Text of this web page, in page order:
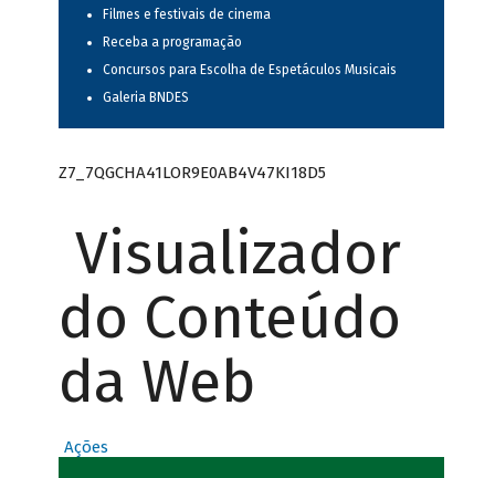
Filmes e festivais de cinema
Receba a programação
Concursos para Escolha de Espetáculos Musicais
Galeria BNDES
Z7_7QGCHA41LOR9E0AB4V47KI18D5
Visualizador
do Conteúdo
da Web
Ações